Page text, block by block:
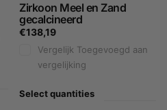
Zirkoon Meel en Zand
gecalcineerd
€138,19
Vergelijk Toegevoegd aan
vergelijking
Select quantities